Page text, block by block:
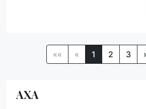
«« « 1 2 3
AXA